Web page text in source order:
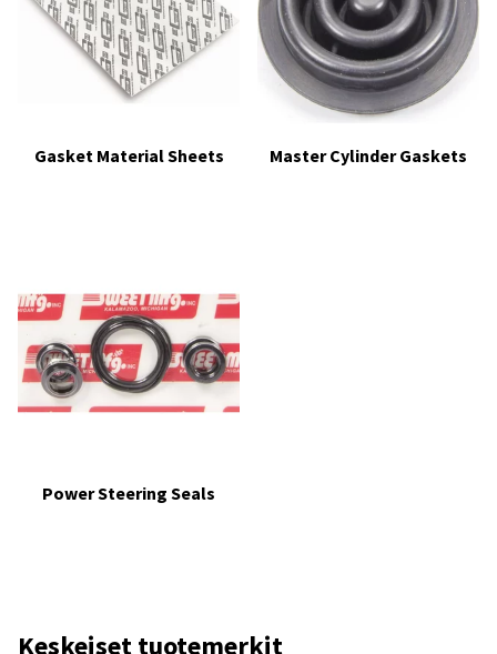
Gasket Material Sheets Master Cylinder Gaskets
Power Steering Seals
Keskeiset tuotemerkit